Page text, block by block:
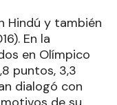
Hindú y también
En la
en Olímpico
puntos, 3,3
dialogó con